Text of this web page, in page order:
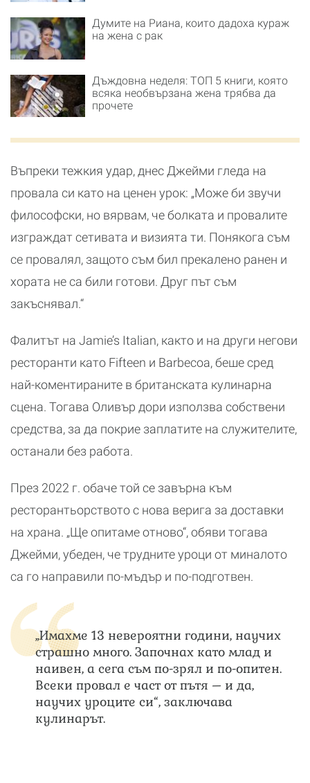
Думите на Риана, които дадоха кураж
на жена с рак
Дъждовна неделя: ТОП 5 книги, която
всяка необвързана жена трябва да
прочете
Въпреки тежкия удар, днес Джейми гледа на
провала си като на ценен урок: „Може би звучи
философски, но вярвам, че болката и провалите
изграждат сетивата и визията ти. Понякога съм
се провалял, защото съм бил прекалено ранен и
хората не са били готови. Друг път съм
закъснявал.“
Фалитът на Jamie’s Italian, както и на други негови
ресторанти като Fifteen и Barbecoa, беше сред
най-коментираните в британската кулинарна
сцена. Тогава Оливър дори използва собствени
средства, за да покрие заплатите на служителите,
останали без работа.
През 2022 г. обаче той се завърна към
ресторантьорството с нова верига за доставки
на храна. „Ще опитаме отново“, обяви тогава
Джейми, убеден, че трудните уроци от миналото
са го направили по-мъдър и по-подготвен.
„Имахме 13 невероятни години, научих
страшно много. Започнах като млад и
наивен, а сега съм по-зрял и по-опитен.
Всеки провал е част от пътя – и да,
научих уроците си“, заключава
кулинарът.